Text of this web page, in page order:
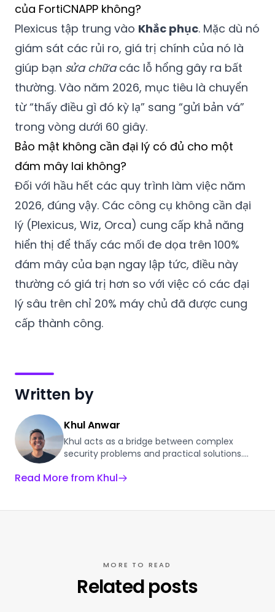
của FortiCNAPP không?
Plexicus tập trung vào Khắc phục. Mặc dù nó
giám sát các rủi ro, giá trị chính của nó là
giúp bạn sửa chữacác lỗ hổng gây ra bất
thường. Vào năm 2026, mục tiêu là chuyển
từ “thấy điều gì đó kỳ lạ” sang “gửi bản vá”
trong vòng dưới 60 giây.
Bảo mật không cần đại lý có đủ cho một
đám mây lai không?
Đối với hầu hết các quy trình làm việc năm
2026, đúng vậy. Các công cụ không cần đại
lý (Plexicus, Wiz, Orca) cung cấp khả năng
hiển thị để thấy các mối đe dọa trên 100%
đám mây của bạn ngay lập tức, điều này
thường có giá trị hơn so với việc có các đại
lý sâu trên chỉ 20% máy chủ đã được cung
cấp thành công.
Written by
Khul Anwar
Khul acts as a bridge between complex
security problems and practical solutions.
workflows, he applies those same efficiency
Read More from Khul
MORE TO READ
Related posts